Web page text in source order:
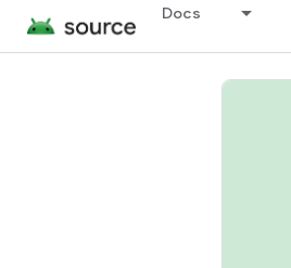
Docs